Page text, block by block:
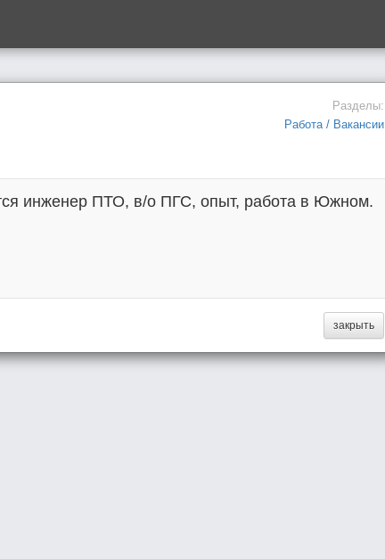
Разделы:
Работа / Вакансии
инженер ПТО, в/о ПГС, опыт, работа в Южном.
закрыть